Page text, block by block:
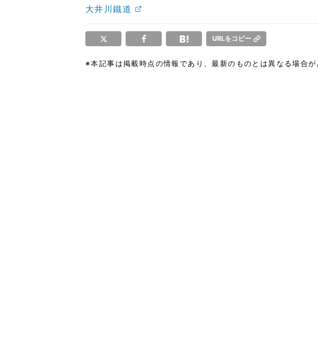
大井川鐵道
URLをコピー
※本記事は掲載時点の情報であり、最新のものとは異なる場合が